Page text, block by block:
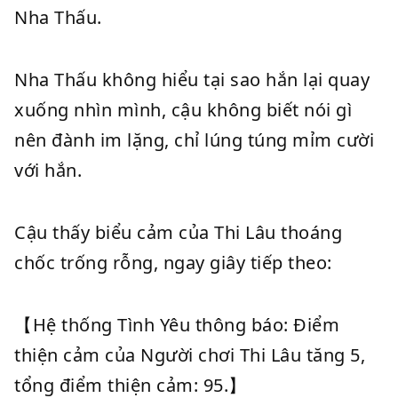
Nha Thấu.
Nha Thấu không hiểu tại sao hắn lại quay
xuống nhìn mình, cậu không biết nói gì
nên đành im lặng, chỉ lúng túng mỉm cười
với hắn.
Cậu thấy biểu cảm của Thi Lâu thoáng
chốc trống rỗng, ngay giây tiếp theo:
【Hệ thống Tình Yêu thông báo: Điểm
thiện cảm của Người chơi Thi Lâu tăng 5,
tổng điểm thiện cảm: 95.】